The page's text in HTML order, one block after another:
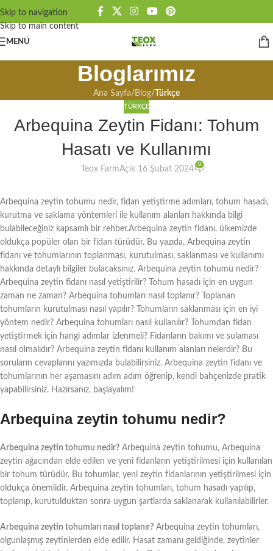
Skip to navigation
Skip to main content
MENÜ
Bloglarımız
Ana Sayfa/ Blog/ Türkçe
TÜRKÇE
Arbequina Zeytin Fidanı: Tohum
Hasatı ve Kullanımı
Teox FarmAçık 16 Şubat 2024
0
Arbequina zeytin tohumu nedir, fidan yetiştirme adımları, tohum hasadı,
kurutma ve saklama yöntemleri ile kullanım alanları hakkında bilgi
bulabileceğiniz kapsamlı bir rehber.Arbequina zeytin fidanı, ülkemizde
oldukça popüler olan bir fidan türüdür. Bu yazıda, Arbequina zeytin
fidanı ve tohumlarının toplanması, kurutulması, saklanması ve kullanımı
hakkında detaylı bilgiler bulacaksınız. Arbequina zeytin tohumu nedir?
Arbequina zeytin fidanı nasıl yetiştirilir? Tohum hasadı için en uygun
zaman ne zaman? Arbequina tohumları nasıl toplanır? Toplanan
tohumların kurutulması nasıl yapılır? Tohumların saklanması için en iyi
yöntem nedir? Arbequina tohumları nasıl kullanılır? Tohumdan fidan
yetiştirmek için hangi adımlar izlenmeli? Fidanların bakımı ve sulaması
nasıl olmalıdır? Arbequina zeytin fidanı kullanım alanları nelerdir? Bu
soruların cevaplarını yazımızda bulabilirsiniz. Arbequina zeytin fidanı ve
tohumlarının her aşamasını adım adım öğrenip, kendi bahçenizde pratik
yapabilirsiniz. Hazırsanız, başlayalım!
Arbequina zeytin tohumu nedir?
Arbequina zeytin tohumu nedir? Arbequina zeytin tohumu, Arbequina
zeytin ağacından elde edilen ve yeni fidanların yetiştirilmesi için kullanılan
bir tohum türüdür. Bu tohumlar, yeni zeytin fidanlarının yetiştirilmesi için
oldukça önemlidir. Arbequina zeytin tohumları, tohum hasadı yapılıp,
toplanıp, kurutulduktan sonra uygun şartlarda saklanarak kullanılabilirler.
Arbequina zeytin tohumları nasıl toplanır? Arbequina zeytin tohumları,
olgunlaşmış zeytinlerden elde edilir. Hasat zamanı geldiğinde, zeytinler